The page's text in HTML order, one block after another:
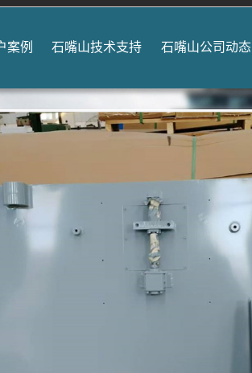
案例 石嘴山技术支持 石嘴山公司动态